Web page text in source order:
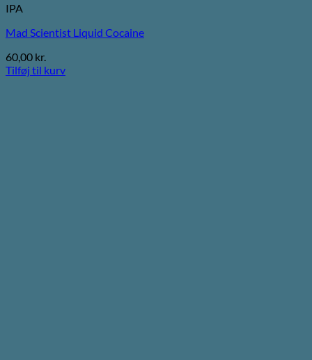
IPA
Mad Scientist Liquid Cocaine
60,00 kr.
Tilføj til kurv